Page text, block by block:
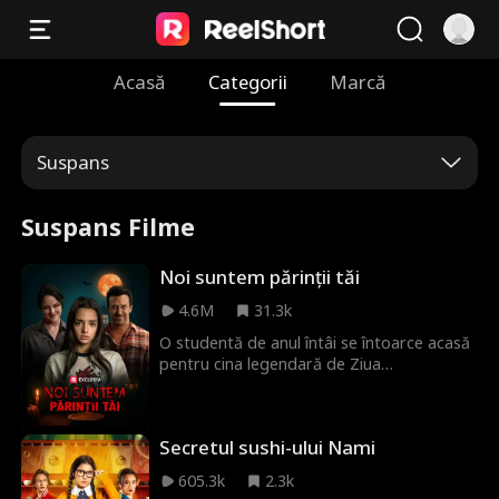
Acasă Categorii Marcă
Suspans
Suspans Filme
Noi suntem părinții tăi
4.6M
31.3k
O studentă de anul întâi se întoarce acasă
pentru cina legendară de Ziua
Secretul sushi-ului Nami
605.3k
2.3k